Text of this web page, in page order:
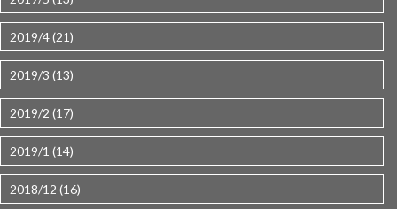
2019/4 (21)
2019/3 (13)
2019/2 (17)
2019/1 (14)
2018/12 (16)